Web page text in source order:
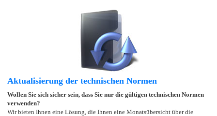
Aktualisierung der technischen Normen
Wollen Sie sich sicher sein, dass Sie nur die gültigen technischen Normen
verwenden?
Wir bieten Ihnen eine Lösung, die Ihnen eine Monatsübersicht über die